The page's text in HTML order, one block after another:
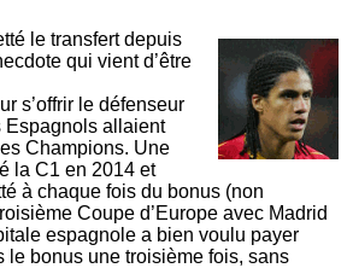
le transfert depuis
qui vient d’être
s’offrir le défenseur
Espagnols allaient
Champions. Une
la C1 en 2014 et
à chaque fois du bonus (non
Coupe d’Europe avec Madrid
espagnole a bien voulu payer
le bonus une troisième fois, sans